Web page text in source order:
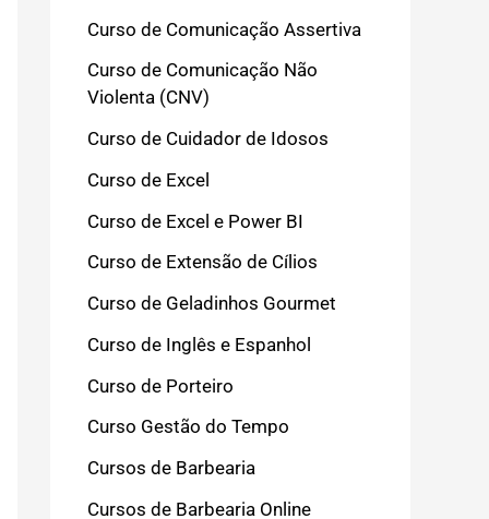
Curso de Comunicação Assertiva
Curso de Comunicação Não
Violenta (CNV)
Curso de Cuidador de Idosos
Curso de Excel
Curso de Excel e Power BI
Curso de Extensão de Cílios
Curso de Geladinhos Gourmet
Curso de Inglês e Espanhol
Curso de Porteiro
Curso Gestão do Tempo
Cursos de Barbearia
Cursos de Barbearia Online